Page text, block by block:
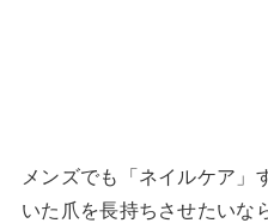
メンズでも「ネイルケア」
いた爪を長持ちさせたいな